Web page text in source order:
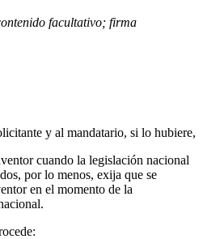
facultativo; firma
y al mandatario, si lo hubiere,
cuando la legislación nacional
por lo menos, exija que se
en el momento de la